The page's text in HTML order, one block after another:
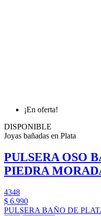
¡En oferta!
DISPONIBLE
Joyas bañadas en Plata
PULSERA OSO
PIEDRA
4348
$ 6.990
PULSERA BAÑO DE